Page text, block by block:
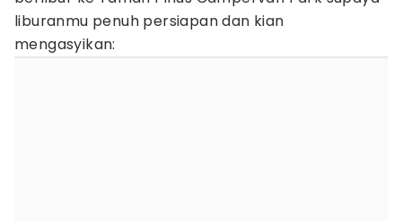
liburanmu penuh persiapan dan kian
mengasyikan: